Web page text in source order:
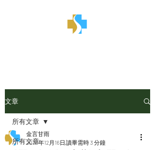
文章
所有文章
所有文章
金言甘雨
2025年12月16日 讀畢需時 3 分鐘